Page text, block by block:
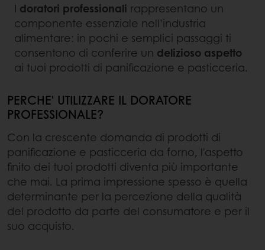
I doratori professionali rappresentano un
componente essenziale nell’industria
alimentare: in pochi e semplici passaggi ti
consentono di conferire un delizioso aspetto
ai tuoi prodotti di panificazione e pasticceria.
PERCHE' UTILIZZARE IL DORATORE
PROFESSIONALE?
Con la crescente domanda di prodotti di
panificazione e pasticceria da forno, l'aspetto
finito dei tuoi prodotti diventa più importante
che mai. La prima impressione spesso è quella
determinante per la percezione della qualità
del prodotto da parte del consumatore e per il
suo acquisto.